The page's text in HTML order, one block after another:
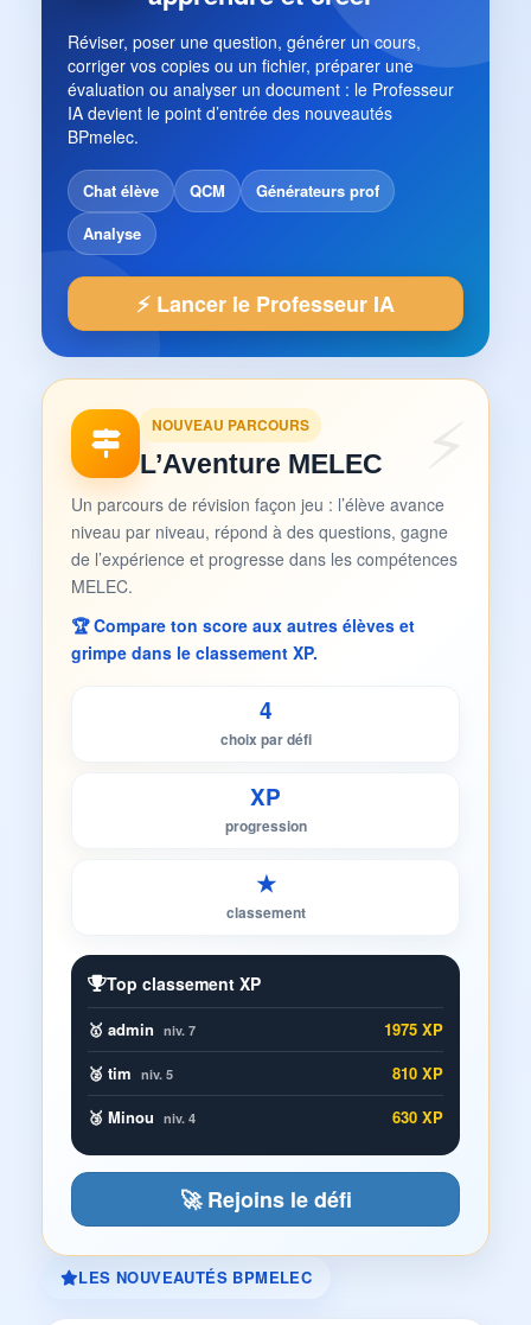
Réviser, poser une question, générer un cours,
corriger vos copies ou un fichier, préparer une
évaluation ou analyser un document : le Professeur
IA devient le point d’entrée des nouveautés
BPmelec.
Chat élève QCM
Générateurs prof
Analyse
⚡ Lancer le Professeur IA
NOUVEAU PARCOURS
L’Aventure MELEC
Un parcours de révision façon jeu : l’élève avance
niveau par niveau, répond à des questions, gagne
de l’expérience et progresse dans les compétences
MELEC.
🏆 Compare ton score aux autres élèves et
grimpe dans le classement XP.
4
choix par défi
XP
progression
★
classement
Top classement XP
🥇 admin niv. 7
1975 XP
🥈 tim niv. 5
810 XP
🥉 Minou niv. 4 630 XP
🚀 Rejoins le défi
LES NOUVEAUTÉS BPMELEC